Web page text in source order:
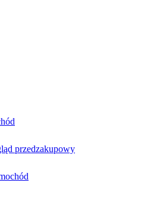
przedzakupowy